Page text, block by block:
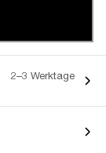
2–3 Werktage